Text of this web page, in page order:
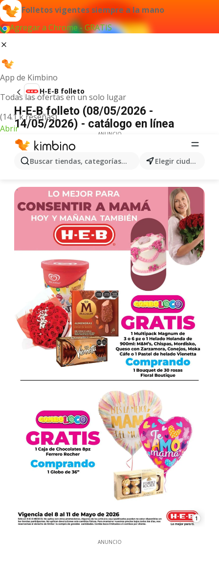
Folletos vigentes siempre a la mano
Agregar a Chrome - GRATIS
App de Kimbino
Todas las ofertas en un solo lugar
(14.1 k reseñas)
Abrir
Buscar tiendas, categorías, productos... Elegir ciudad
H-E-B folleto
H-E-B folleto (08/05/2026 -
14/05/2026) - catálogo en línea
ANUNCIO
1
ANUNCIO